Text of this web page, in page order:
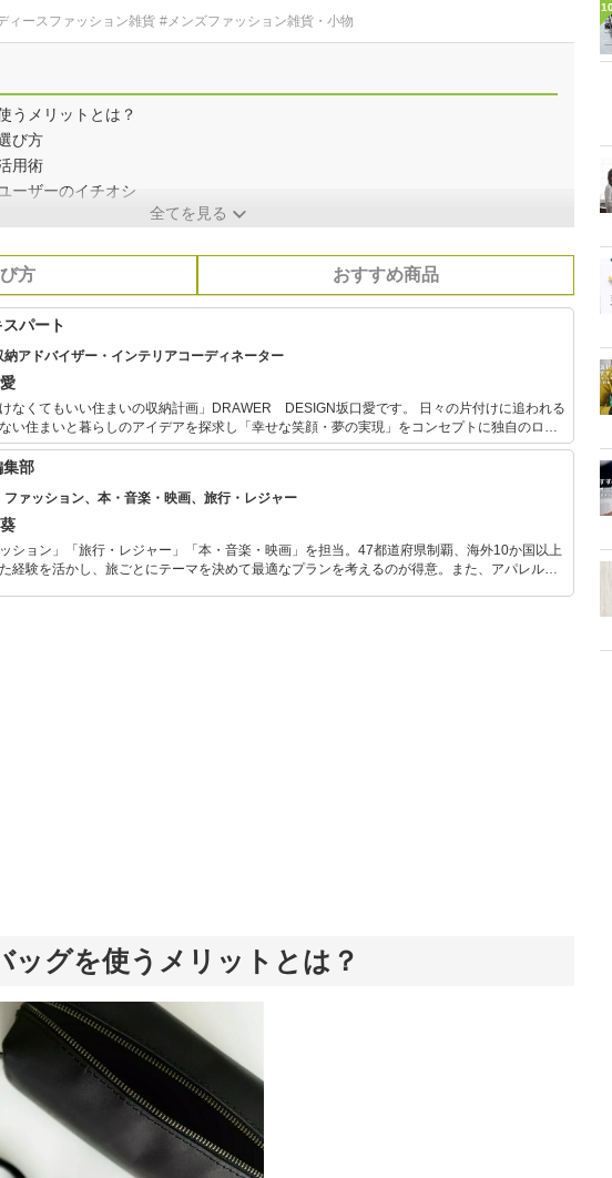
ィースファッション雑貨 #メンズファッション雑貨・小物
うメリットとは？
び方
用術
ーザーのイチオシ
全てを見る
方 おすすめ商品
パート
納アドバイザー・インテリアコーディネーター
なくてもいい住まいの収納計画」DRAWER DESIGN坂口愛です。 日々の片付けに追われる
い住まいと暮らしのアイデアを探求し「幸せな笑顔・夢の実現」をコンセプトに独自のロジ
る「必ず片付く数の法則」「片づけなくてもいい住まいの収納計画」を提案。保有資格は整
ドバイザー・インテリアコーディネーター・ライフスタイルプランナーを保有。 住まいづ
ム設計など、全国にて活動中。
集部
ファッション、本・音楽・映画、旅行・レジャー
ッション」「旅行・レジャー」「本・音楽・映画」を担当。47都道府県制覇、海外10か国以上
経験を活かし、旅ごとにテーマを決めて最適なプランを考えるのが得意。また、アパレルシ
ッグを使うメリットとは？